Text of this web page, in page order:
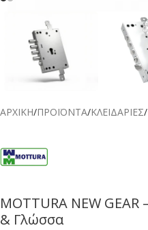
ΑΡΧΙΚΗ/ΠΡΟΪΟΝΤΑ/ΚΛΕΙΔΑΡΙΕΣ/
MOTTURA NEW
& Γλώσσα